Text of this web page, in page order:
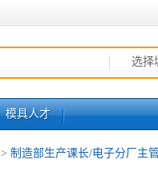
选择
模具人才
> 制造部生产课长/电子分厂主管